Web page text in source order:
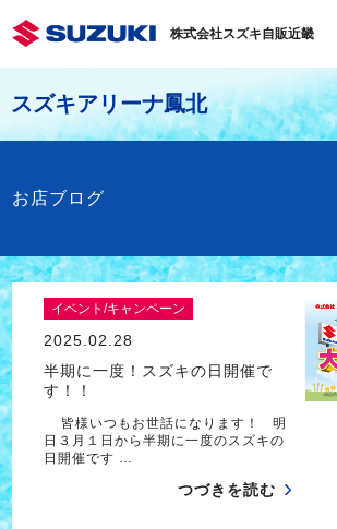
株式会社スズキ自販近畿
スズキアリーナ鳳北
お店ブログ
イベント/キャンペーン
2025.02.28
半期に一度！スズキの日開催で
す！！
皆様いつもお世話になります！ 明
日３月１日から半期に一度のスズキの
日開催です …
つづきを読む